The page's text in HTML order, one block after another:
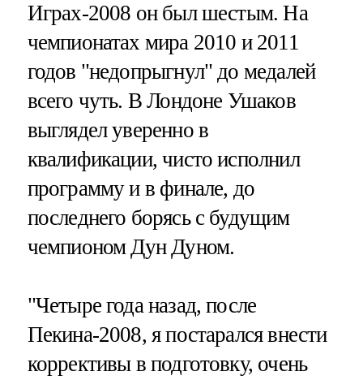
Играх-2008 он был шестым. На
чемпионатах мира 2010 и 2011
годов "недопрыгнул" до медалей
всего чуть. В Лондоне Ушаков
выглядел уверенно в
квалификации, чисто исполнил
программу и в финале, до
последнего борясь с будущим
чемпионом Дун Дуном.
"Четыре года назад, после
Пекина-2008, я постарался внести
коррективы в подготовку, очень